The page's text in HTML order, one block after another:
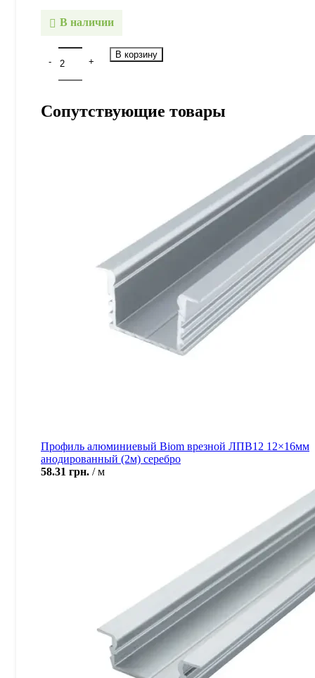
В наличии
В корзину
Сопутствующие товары
Профиль алюминиевый Biom врезной ЛПВ12 12×16мм
анодированный (2м) серебро
58.31 грн. м